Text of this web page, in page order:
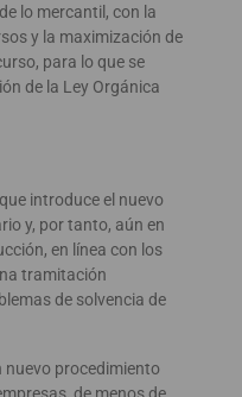
lo mercantil, con la
y la maximización de
para lo que se
de la Ley Orgánica
introduce el nuevo
y, por tanto, aún en
en línea con los
tramitación
de solvencia de
nuevo procedimiento
de menos de